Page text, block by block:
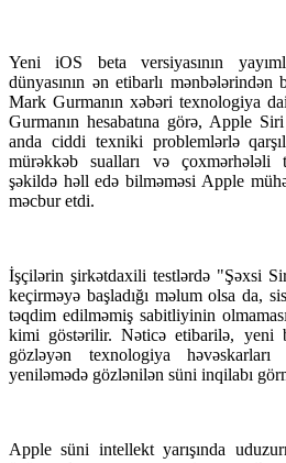
Yeni iOS beta versiyasının
dünyasının ən etibarlı mənbələrindən
Mark Gurmanın xəbəri texnologiya
Gurmanın hesabatına görə, Apple
anda ciddi texniki problemlərlə
mürəkkəb sualları və çoxmərhələli
şəkildə həll edə bilməməsi Apple
məcbur etdi.
İşçilərin şirkətdaxili testlərdə "Şəxsi
keçirməyə başladığı məlum olsa da,
təqdim edilməmiş sabitliyinin
kimi göstərilir. Nəticə etibarilə, yeni
gözləyən texnologiya
yeniləmədə gözlənilən süni inqilabı
Apple süni intellekt yarışında